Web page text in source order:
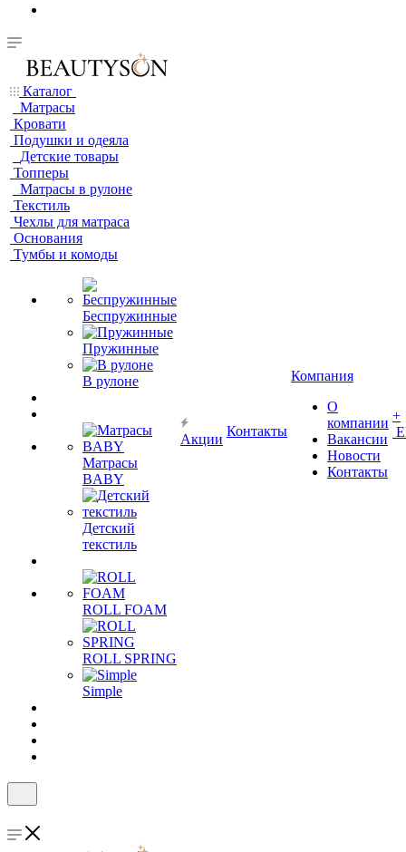
Каталог
Матрасы
Кровати
Подушки и одеяла
Детские товары
Топперы
Матрасы в рулоне
Текстиль
Чехлы для матраса
Основания
Тумбы и комоды
Беспружинные
Пружинные
В рулоне
Матрасы
BABY
Детский
текстиль
ROLL FOAM
ROLL SPRING
Simple
Акции
Контакты
Компания
О
компании
Вакансии
Новости
Контакты
+